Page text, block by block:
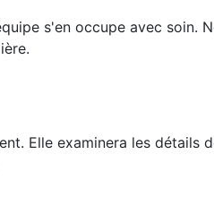
s'en occupe avec soin.
Elle examinera les